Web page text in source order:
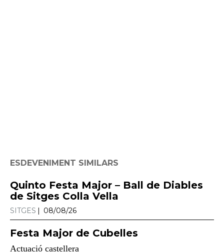
ESDEVENIMENT SIMILARS
Quinto Festa Major – Ball de Diables
de Sitges Colla Vella
SITGES 08/08/26
Festa Major de Cubelles
Actuació castellera